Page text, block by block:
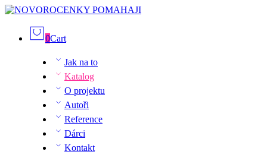
0Cart
Jak na to
Katalog
O projektu
Autoři
Reference
Dárci
Kontakt